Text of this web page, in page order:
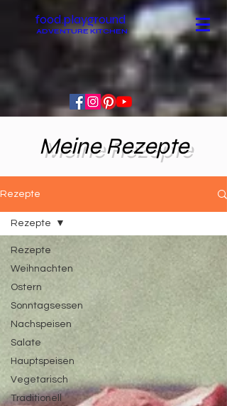
food.playground
ADVENTURE KITCHEN
Meine Rezepte
Rezepte
Rezepte
Weihnachten
Ostern
Sonntagsessen
Nachspeisen
Salate
Hauptspeisen
Vegetarisch
Traditionell
Rezepte